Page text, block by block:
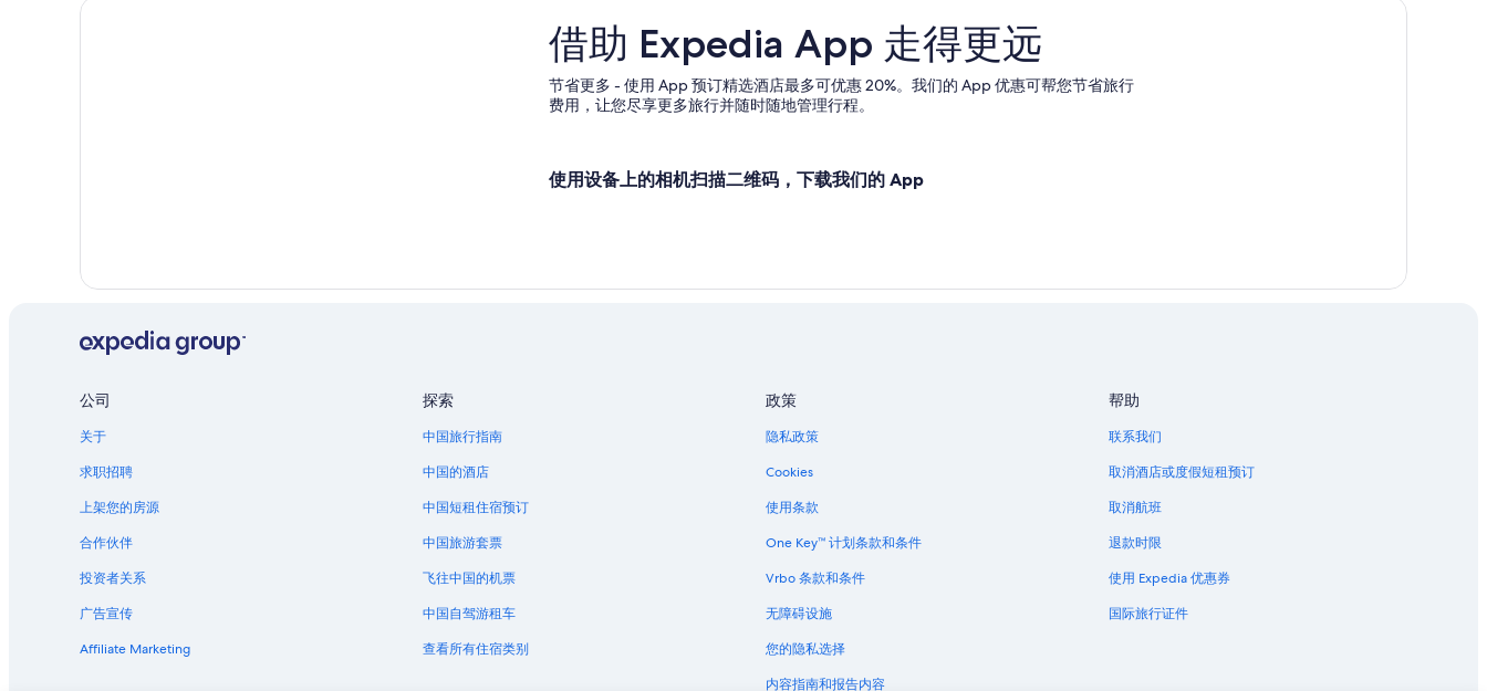
借助 Expedia App 走得更远
节省更多 - 使用 App 预订精选酒店最多可优惠 20%。我们的 App 优惠可帮您节省旅行
费用，让您尽享更多旅行并随时随地管理行程。
使用设备上的相机扫描二维码，下载我们的 App
公司
关于
求职招聘
上架您的房源
合作伙伴
投资者关系
广告宣传
Affiliate Marketing
探索
中国旅行指南
中国的酒店
中国短租住宿预订
中国旅游套票
飞往中国的机票
中国自驾游租车
查看所有住宿类别
政策
隐私政策
Cookies
使用条款
One Key™ 计划条款和条件
Vrbo 条款和条件
无障碍设施
您的隐私选择
内容指南和报告内容
帮助
联系我们
取消酒店或度假短租预订
取消航班
退款时限
使用 Expedia 优惠券
国际旅行证件